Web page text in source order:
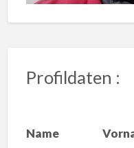
Profildaten :
Name